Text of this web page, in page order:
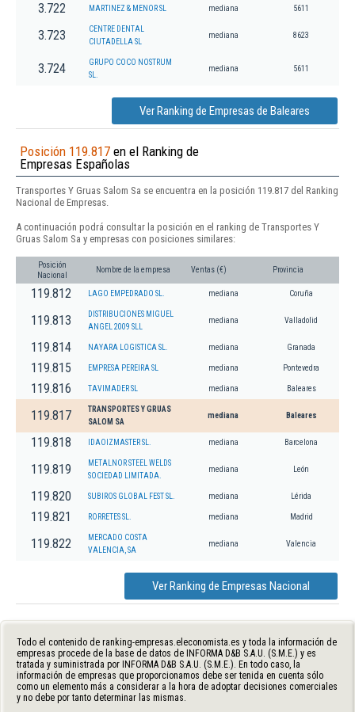
3.722 MARTINEZ & MENOR SL mediana 5611
3.723
CENTRE DENTAL
CIUTADELLA SL
mediana 8623
3.724
GRUPO COCO NOSTRUM
SL.
mediana 5611
Ver Ranking de Empresas de Baleares
Posición 119.817 en el Ranking de
Empresas Españolas
Transportes Y Gruas Salom Sa se encuentra en la posición 119.817 del Ranking
Nacional de Empresas.
A continuación podrá consultar la posición en el ranking de Transportes Y
Gruas Salom Sa y empresas con posiciones similares:
Posición
Nacional
Nombre de la empresa Ventas (€) Provincia
119.812 LAGO EMPEDRADO SL. mediana Coruña
119.813
DISTRIBUCIONES MIGUEL
ANGEL 2009 SLL
mediana Valladolid
119.814 NAYARA LOGISTICA SL. mediana Granada
119.815 EMPRESA PEREIRA SL mediana Pontevedra
119.816 TAVIMADER SL mediana Baleares
119.817
TRANSPORTES Y GRUAS
SALOM SA
mediana Baleares
119.818 IDAOIZMASTER SL. mediana Barcelona
119.819
METALNOR STEEL WELDS
SOCIEDAD LIMITADA.
mediana León
119.820 SUBIROS GLOBAL FEST SL. mediana Lérida
119.821 RORRETES SL. mediana Madrid
119.822
MERCADO COSTA
VALENCIA, SA
mediana Valencia
Ver Ranking de Empresas Nacional
Todo el contenido de ranking-empresas.eleconomista.es y toda la información de
empresas procede de la base de datos de INFORMA D&B S.A.U. (S.M.E.) y es
tratada y suministrada por INFORMA D&B S.A.U. (S.M.E.). En todo caso, la
información de empresas que proporcionamos debe ser tenida en cuenta sólo
como un elemento más a considerar a la hora de adoptar decisiones comerciales
y no debe por tanto determinar las mismas.